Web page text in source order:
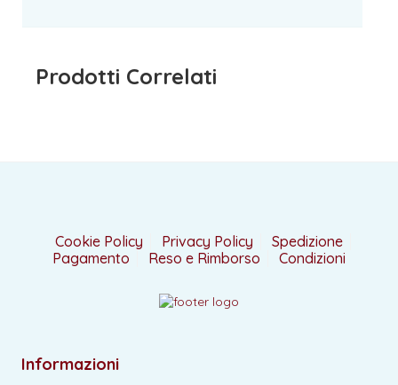
Prodotti Correlati
Cookie Policy Privacy Policy
Spedizione
Pagamento
Reso e Rimborso Condizioni
Informazioni